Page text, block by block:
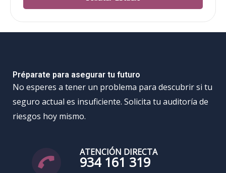
Préparate para asegurar tu futuro
No esperes a tener un problema para descubrir si tu
seguro actual es insuficiente. Solicita tu auditoría de
riesgos hoy mismo.
ATENCIÓN DIRECTA
934 161 319